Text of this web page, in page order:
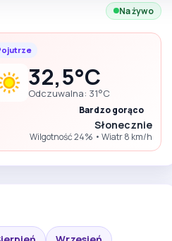
Na żywo
32,5°C
Odczuwalna: 31°C
Bardzo gorąco
Słonecznie
Wilgotność 24% • Wiatr 8 km/h